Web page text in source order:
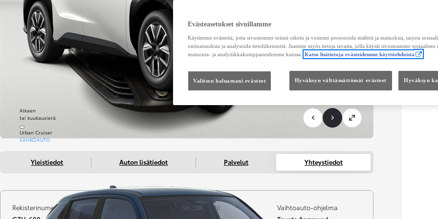
Alkaen
tai kuukausierä
Urban Cruiser
SÄHKÖAUTO
Yleistiedot Auton lisätiedot Palvelut Yhteystiedot
Rekisterinumero
Kilometrit
Vuosimalli
Vaihtoauto-ohjelma
Evästeasetukset sivuillamme
Käytämme evästeitä, jotta sivustomme toimii oikein ja voimme personoida sisältöä ja mainoksia, tarjota
ominaisuuksia ja analysoida tietoliikennettä. Jaamme myös tietoja tavasta, jolla käytät sivustoamme sosiaalisen
mainonta- ja analytiikkakumppaneidemme kanssa.
Katso lisätietoja evästeidemme käyttöehdoista
Valitsen haluamani evästeet Hyväksyn välttämättömät evästeet Hyväksyn